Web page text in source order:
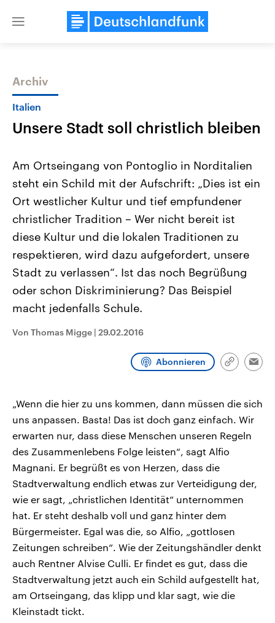
Close
Themen
Landtagswahl Sachsen-Anhalt
2026
Alle Informationen
Sachsen-Anhalt wählt am 6.
September 2026 einen neuen
Landtag. Seit 2021 wird das
Bundesland von einer Koalition aus
Umfragen, Prognosen,
Wahlprogramme, aktuelle Berichte
und Hintergründe zu den Parteien
Wahl.
USA
Aktuelle Beiträge,
Hintergründe
Wirtschaftlich und
gehören die Vereinigten
den mächtigsten Ländern
mit großem Einfluss auf
Sendungen Programm
Archiv
Italien
Unsere Stadt soll christlich bleiben
Am Ortseingang von Pontoglio in Norditalien
steht ein Schild mit der Aufschrift: „Dies ist ein
Ort westlicher Kultur und tief empfundener
christlicher Tradition – Wer nicht bereit ist
diese Kultur und die lokalen Traditionen zu
respektieren, wird dazu aufgefordert, unsere
Stadt zu verlassen“. Ist das noch Begrüßung
oder schon Diskriminierung? Das Beispiel
macht jedenfalls Schule.
Von Thomas Migge | 29.02.2016
Abonnieren
Link
„Wenn die hier zu uns kommen, dann müssen die sich
uns anpassen. Basta! Das ist doch ganz einfach. Wir
erwarten nur, dass diese Menschen unseren Regeln
des Zusammenlebens Folge leisten“, sagt Alfio
Magnani. Er begrüßt es von Herzen, dass die
Stadtverwaltung endlich etwas zur Verteidigung der,
wie er sagt, „christlichen Identität“ unternommen
hat. Er steht deshalb voll und ganz hinter dem
Bürgermeister. Egal was die, so Alfio, „gottlosen
Zeitungen schreiben“. Wie der Zeitungshändler denkt
auch Rentner Alvise Culli. Er findet es gut, dass die
Stadtverwaltung jetzt auch ein Schild aufgestellt hat,
am Ortseingang, das klipp und klar sagt, wie die
Kleinstadt tickt.